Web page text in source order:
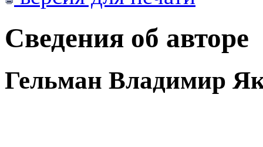
Сведения об авторе
Гельман Владимир